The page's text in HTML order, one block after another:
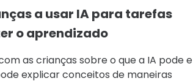
a usar IA para tarefas
o aprendizado
as crianças sobre o que a IA pode e
explicar conceitos de maneiras